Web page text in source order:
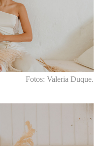
Fotos: Valeria Duque.